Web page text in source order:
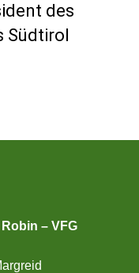
des
Südtirol
– VFG